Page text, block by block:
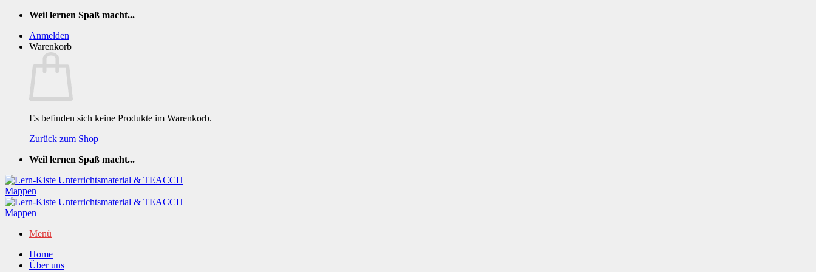
Zum
springen
Weil lernen Spaß macht...
Anmelden
Warenkorb
Es befinden sich keine Produkte im Warenkorb.
Zurück zum Shop
Weil lernen Spaß macht...
Menü
Home
Über uns